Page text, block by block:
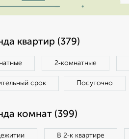
квартир (379)
2‑комнатные
срок Посуточно
комнат (399)
В 2‑к квартире